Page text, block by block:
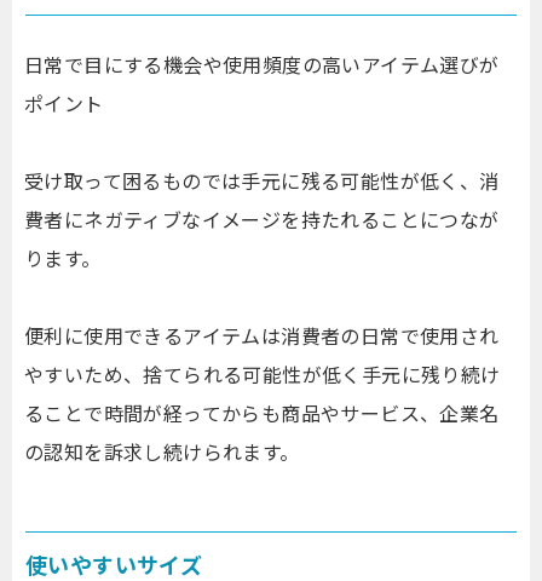
日常で目にする機会や使用頻度の高いアイテム選びが
ポイント
受け取って困るものでは手元に残る可能性が低く、消
費者にネガティブなイメージを持たれることにつなが
ります。
便利に使用できるアイテムは消費者の日常で使用され
やすいため、捨てられる可能性が低く手元に残り続け
ることで時間が経ってからも商品やサービス、企業名
の認知を訴求し続けられます。
使いやすいサイズ